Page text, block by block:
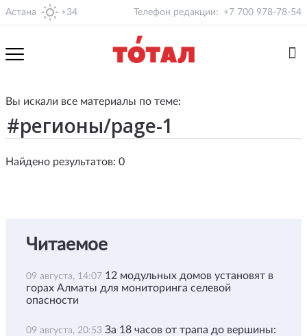
Астана +34 Телефон редакции: +7 700 978-78-54
Вы искали все материалы по теме:
Найдено результатов: 0
Читаемое
09 августа, 14:07 12 модульных домов установят в
горах Алматы для мониторинга селевой
опасности
09 августа, 20:53 За 18 часов от трапа до вершины: